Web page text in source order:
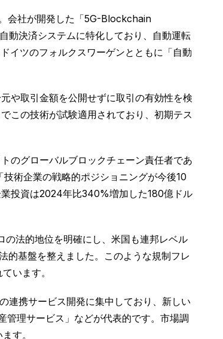
会社が開発した「5G-Blockchain
動決済システムに特化しており、自動運転
イツのフォルクスワーゲンとともに「自動
や取引金額を公開せずに取引の有効性を検
この技術が試験適用されており、初期テス
のグローバルブロックチェーン責任者であ
術企業の戦略的ポジショニングが今後10
投資は2024年比340%増加した180億ドル
法的地位を明確にし、米国も連邦レベル
的基盤を整えました。このような規制フレ
います。
連携サービス開発に集中しており、新しい
管理サービス」などが代表的です。市場調
す。